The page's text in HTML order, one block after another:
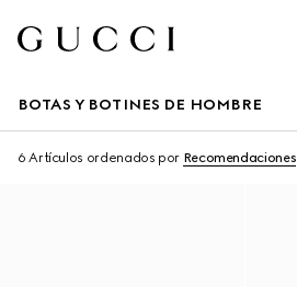
BOTAS Y BOTINES DE HOMBRE
6 Artículos ordenados por Recomendaciones